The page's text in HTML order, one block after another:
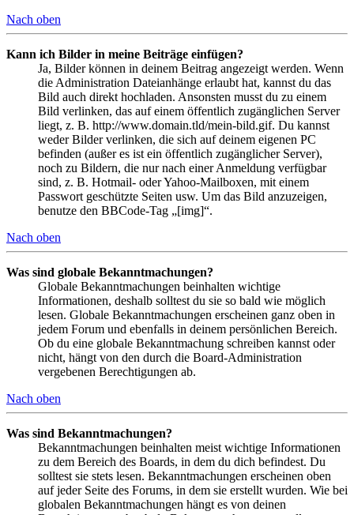
Nach oben
Kann ich Bilder in meine Beiträge einfügen?
Ja, Bilder können in deinem Beitrag angezeigt werden. Wenn
die Administration Dateianhänge erlaubt hat, kannst du das
Bild auch direkt hochladen. Ansonsten musst du zu einem
Bild verlinken, das auf einem öffentlich zugänglichen Server
liegt, z. B. http://www.domain.tld/mein-bild.gif. Du kannst
weder Bilder verlinken, die sich auf deinem eigenen PC
befinden (außer es ist ein öffentlich zugänglicher Server),
noch zu Bildern, die nur nach einer Anmeldung verfügbar
sind, z. B. Hotmail- oder Yahoo-Mailboxen, mit einem
Passwort geschützte Seiten usw. Um das Bild anzuzeigen,
benutze den BBCode-Tag „[img]“.
Nach oben
Was sind globale Bekanntmachungen?
Globale Bekanntmachungen beinhalten wichtige
Informationen, deshalb solltest du sie so bald wie möglich
lesen. Globale Bekanntmachungen erscheinen ganz oben in
jedem Forum und ebenfalls in deinem persönlichen Bereich.
Ob du eine globale Bekanntmachung schreiben kannst oder
nicht, hängt von den durch die Board-Administration
vergebenen Berechtigungen ab.
Nach oben
Was sind Bekanntmachungen?
Bekanntmachungen beinhalten meist wichtige Informationen
zu dem Bereich des Boards, in dem du dich befindest. Du
solltest sie stets lesen. Bekanntmachungen erscheinen oben
auf jeder Seite des Forums, in dem sie erstellt wurden. Wie bei
globalen Bekanntmachungen hängt es von deinen